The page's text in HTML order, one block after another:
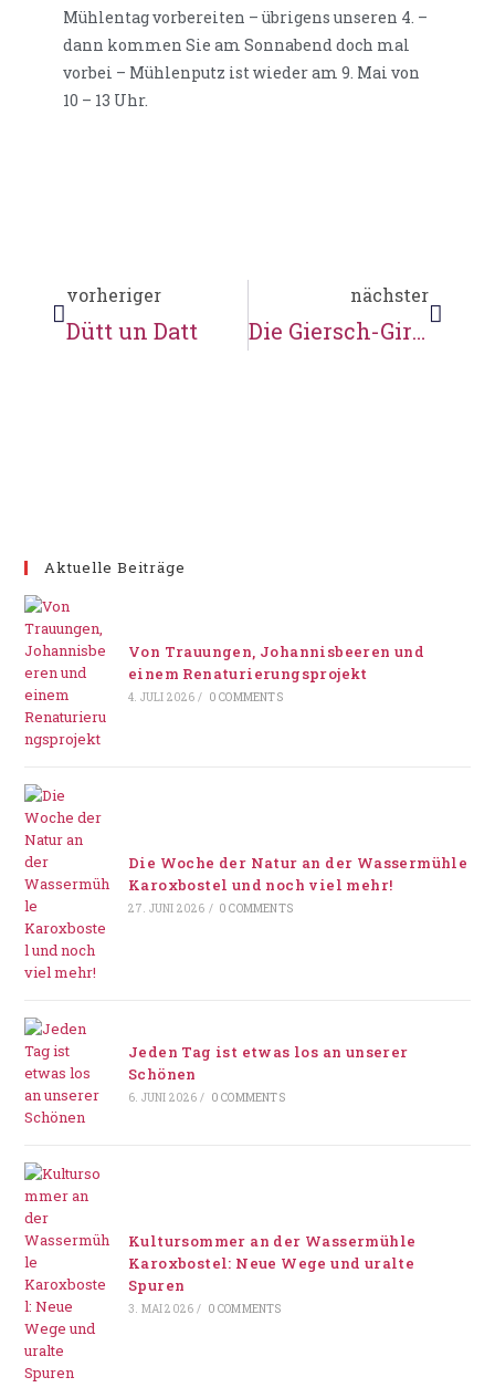
Mühlentag vorbereiten – übrigens unseren 4. –
dann kommen Sie am Sonnabend doch mal
vorbei – Mühlenputz ist wieder am 9. Mai von
10 – 13 Uhr.
vorheriger
Dütt un Datt
nächster
Die Giersch-Girls von der Wassermühle
Aktuelle Beiträge
Von Trauungen, Johannisbeeren und
einem Renaturierungsprojekt
4. JULI 2026 / 0 COMMENTS
Die Woche der Natur an der Wassermühle
Karoxbostel und noch viel mehr!
27. JUNI 2026 / 0 COMMENTS
Jeden Tag ist etwas los an unserer
Schönen
6. JUNI 2026 / 0 COMMENTS
Kultursommer an der Wassermühle
Karoxbostel: Neue Wege und uralte
Spuren
3. MAI 2026 / 0 COMMENTS